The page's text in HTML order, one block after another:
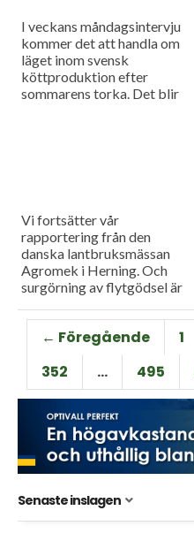
I veckans måndagsintervju
kommer det att handla om
läget inom svensk
köttproduktion efter
sommarens torka. Det blir
Vi fortsätter vår
rapportering från den
danska lantbruksmässan
Agromek i Herning. Och
surgörning av flytgödsel är
ammoniakavgången och
närmast ett måste om
Sverige ska...
← Föregående 1
352
… 495
Senaste inslagen